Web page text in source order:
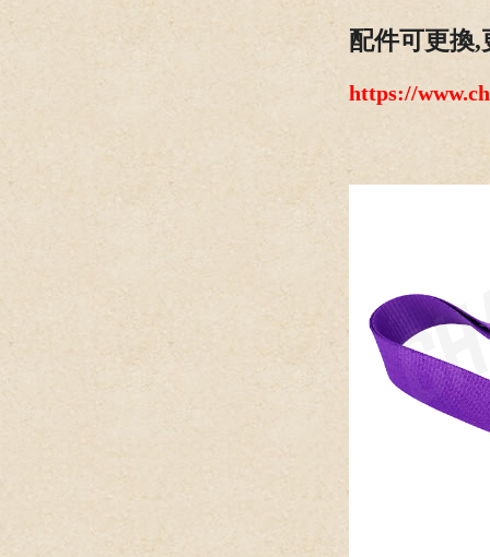
配件可更換
https://